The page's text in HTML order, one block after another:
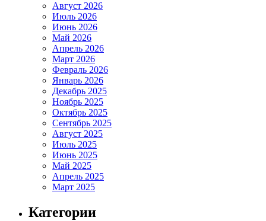
Август 2026
Июль 2026
Июнь 2026
Май 2026
Апрель 2026
Март 2026
Февраль 2026
Январь 2026
Декабрь 2025
Ноябрь 2025
Октябрь 2025
Сентябрь 2025
Август 2025
Июль 2025
Июнь 2025
Май 2025
Апрель 2025
Март 2025
Категории